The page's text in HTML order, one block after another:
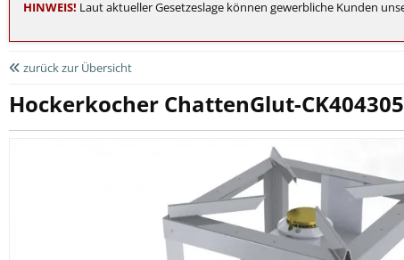
HINWEIS! Laut aktueller Gesetzeslage können gewerbliche Kunden
zurück zur Übersicht
Hockerkocher ChattenGlut-